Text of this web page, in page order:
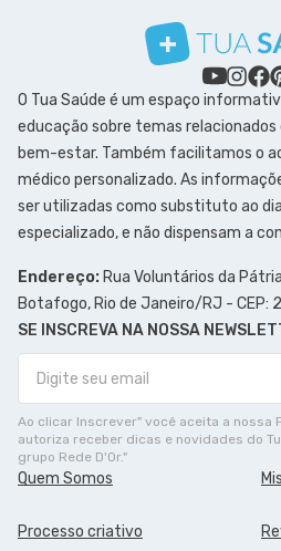
O Tua Saúde é um espaço
educação sobre temas
bem-estar. Também facilitamos o
médico personalizado. As
ser utilizadas como substituto ao
especializado, e não dispensam a
Endereço: Rua Voluntários da
Botafogo, Rio de Janeiro/RJ - CEP:
SE INSCREVA NA NOSSA
Ao clicar Inscrever" você aceita a nossa
autoriza receber dicas e novidades do
grupo Rede D'Or."
Quem Somos
Processo criativo